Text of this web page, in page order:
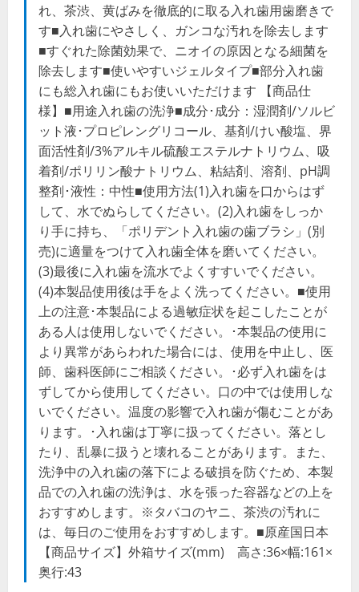
れ、茶渋、黄ばみを徹底的に取る入れ歯用歯磨きで
す■入れ歯にやさしく、ガンコな汚れを除去します
■すぐれた除菌効果で、ニオイの原因となる細菌を
除去します■使いやすいジェルタイプ■部分入れ歯
にも総入れ歯にもお使いいただけます 【商品仕
様】■用途入れ歯の洗浄■成分･成分：湿潤剤/ソルビ
ット液･プロピレングリコール、基剤/けい酸塩、界
面活性剤/3%アルキル硫酸エステルナトリウム、吸
着剤/ポリリン酸ナトリウム、粘結剤、溶剤、pH調
整剤･液性：中性■使用方法(1)入れ歯を口からはず
して、水でぬらしてください。(2)入れ歯をしっか
り手に持ち、「ポリデント入れ歯の歯ブラシ」(別
売)に適量をつけて入れ歯全体を磨いてください。
(3)最後に入れ歯を流水でよくすすいでください。
(4)本製品使用後は手をよく洗ってください。■使用
上の注意･本製品による過敏症状を起こしたことが
ある人は使用しないでください。･本製品の使用に
より異常があらわれた場合には、使用を中止し、医
師、歯科医師にご相談ください。･必ず入れ歯をは
ずしてから使用してください。口の中では使用しな
いでください。温度の影響で入れ歯が傷むことがあ
ります。･入れ歯は丁寧に扱ってください。落とし
たり、乱暴に扱うと壊れることがあります。また、
洗浄中の入れ歯の落下による破損を防ぐため、本製
品での入れ歯の洗浄は、水を張った容器などの上を
おすすめします。※タバコのヤニ、茶渋の汚れに
は、毎日のご使用をおすすめします。■原産国日本
【商品サイズ】外箱サイズ(mm) 高さ:36×幅:161×
奥行:43